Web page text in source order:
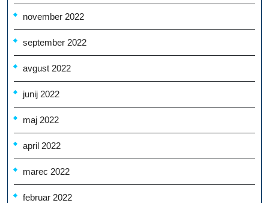
november 2022
september 2022
avgust 2022
junij 2022
maj 2022
april 2022
marec 2022
februar 2022